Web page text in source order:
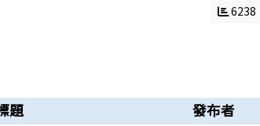
6238
題 發布者